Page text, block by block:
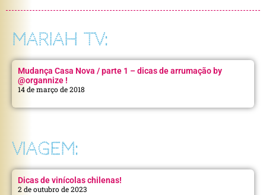
MARIAH TV:
Mudança Casa Nova / parte 1 – dicas de arrumação by
@organnize !
14 de março de 2018
VIAGEM:
Dicas de vinícolas chilenas!
2 de outubro de 2023